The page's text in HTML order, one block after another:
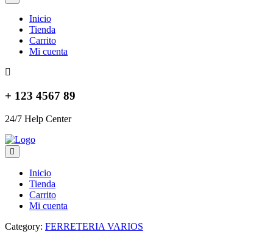
Inicio
Tienda
Carrito
Mi cuenta
+ 123 4567 89
24/7 Help Center
Inicio
Tienda
Carrito
Mi cuenta
Category: FERRETERIA VARIOS